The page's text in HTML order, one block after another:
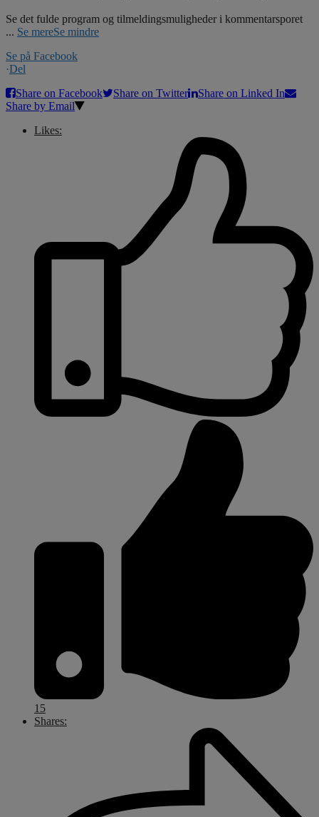
Se det fulde program og tilmeldingsmuligheder i kommentarsporet
... Se mereSe mindre
Se på Facebook
·Del
Share on Facebook
Share on Twitter
Share on Linked In
Share by Email
Likes:
15
Shares: